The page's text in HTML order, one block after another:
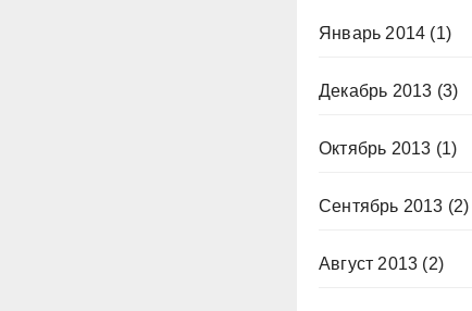
Январь 2014 (1)
Декабрь 2013 (3)
Октябрь 2013 (1)
Сентябрь 2013 (2)
Август 2013 (2)